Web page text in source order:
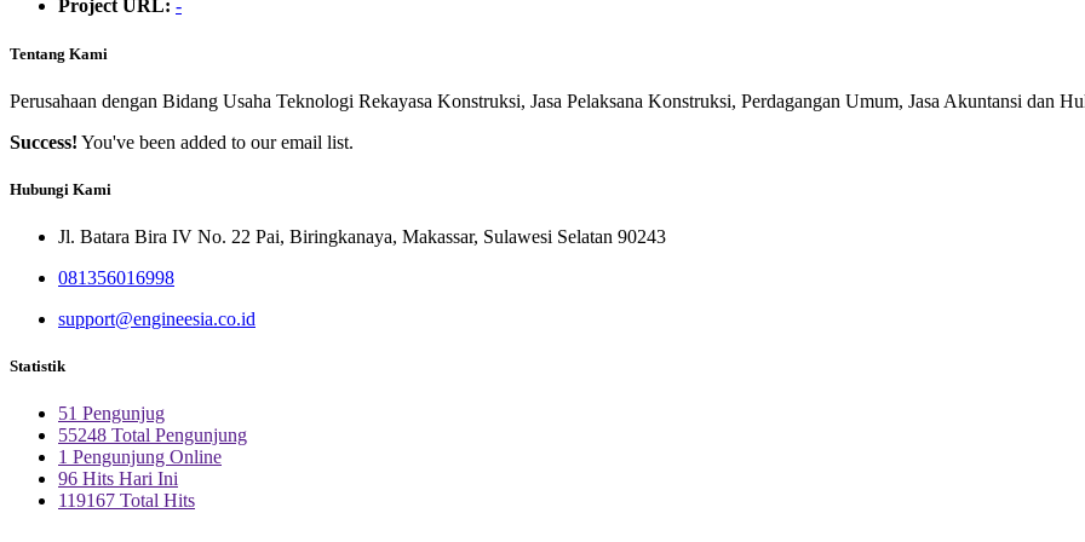
Project URL: -
Tentang Kami
Perusahaan dengan Bidang Usaha Teknologi Rekayasa Konstruksi, Jasa Pelaksana Konstruksi, Perdagangan Umum, Jasa Akuntansi dan
Success! You've been added to our email list.
Hubungi Kami
Jl. Batara Bira IV No. 22 Pai, Biringkanaya, Makassar, Sulawesi Selatan 90243
081356016998
support@engineesia.co.id
Statistik
51 Pengunjug
55248 Total Pengunjung
1 Pengunjung Online
96 Hits Hari Ini
119167 Total Hits